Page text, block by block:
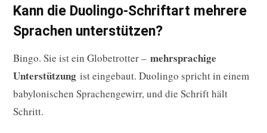
Kann die Duolingo-Schriftart mehrere
Sprachen unterstützen?
Bingo. Sie ist ein Globetrotter – mehrsprachige
Unterstützung ist eingebaut. Duolingo spricht in einem
babylonischen Sprachengewirr, und die Schrift hält
Schritt.